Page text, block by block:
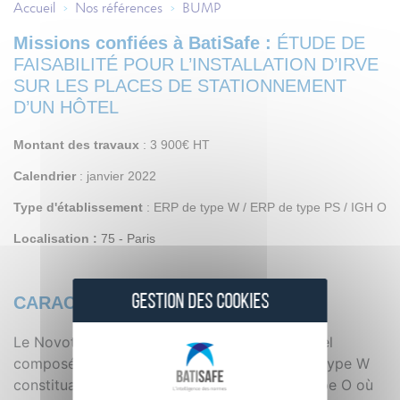
Accueil > Nos références > BUMP
Missions confiées à BatiSafe : ÉTUDE DE
FAISABILITÉ POUR L’INSTALLATION D’IRVE
SUR LES PLACES DE STATIONNEMENT
D’UN HÔTEL
Montant des travaux : 3 900€ HT
Calendrier : janvier 2022
Type d'établissement : ERP de type W / ERP de type PS / IGH O
Localisation : 75 - Paris
CARACTÉRISTIQUES
Le Novotel Paris Centre Tour Eiffel est un hôtel
composé de deux établissements, un ERP de type W
constituant l’accueil de l’hôtel et un IGH de type O où
GESTION DES COOKIES